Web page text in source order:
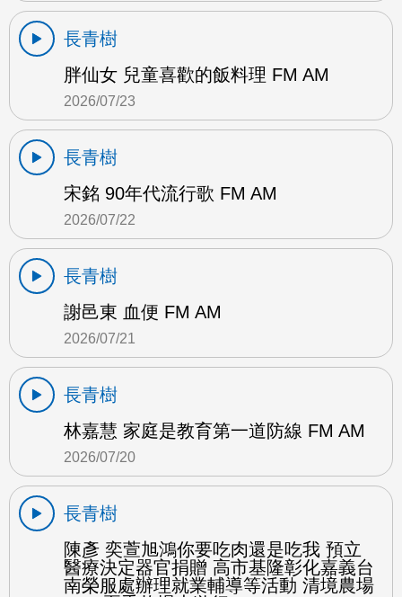
長青樹
胖仙女 兒童喜歡的飯料理 FM AM
2026/07/23
長青樹
宋銘 90年代流行歌 FM AM
2026/07/22
長青樹
謝邑東 血便 FM AM
2026/07/21
長青樹
林嘉慧 家庭是教育第一道防線 FM AM
2026/07/20
長青樹
陳彥 奕萱旭鴻你要吃肉還是吃我 預立
醫療決定器官捐贈 高市基隆彰化嘉義台
南榮服處辦理就業輔導等活動 清境農場